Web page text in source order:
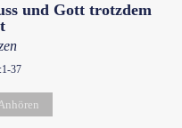
und Gott trotzdem
37